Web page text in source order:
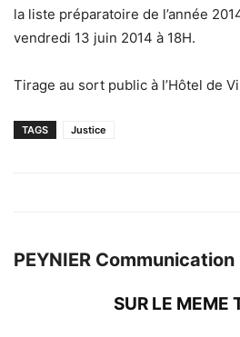
la liste préparatoire de l’année
vendredi 13 juin 2014 à 18H.
Tirage au sort public à l’Hôtel de
TAGS Justice
PEYNIER Communication
SUR LE MEME